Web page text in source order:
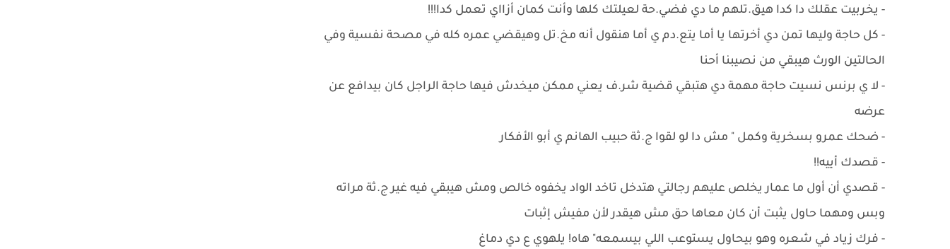
- ‏يخربيت عقلك دا كدا هيق.تلهم ما دي فضي.حة لعيلتك كلها وأنت كمان أزااي تعمل كدا!!!
- ‏كل حاجة وليها تمن دي أخرتها يا أما يتع.دم ي أما هنقول أنه مخ.تل وهيقضي عمره كله في مصحة نفسية وفي
الحالتين الورث هيبقي من نصيبنا أحنا
- ‏لا ي برنس نسيت حاجة مهمة دي هتبقي قضية شر.ف يعني ممكن ميخدش فيها حاجة الراجل كان بيدافع عن
عرضه
- ‏ضحك عمرو بسخرية وكمل " مش دا لو لقوا ج.ثة حبيب الهانم ي أبو الأفكار
- ‏قصدك أييه!!
- ‏قصدي أن أول ما عمار يخلص عليهم رجالتي هتدخل تاخد الواد يخفوه خالص ومش هيبقي فيه غير ج.ثة مراته
وبس ومهما حاول يثبت أن كان معاها حق مش هيقدر لأن مفيش إثبات
- ‏فرك زياد في شعره وهو بيحاول يستوعب اللي بيسمعه" هاه! يلهوي ع دي دماغ